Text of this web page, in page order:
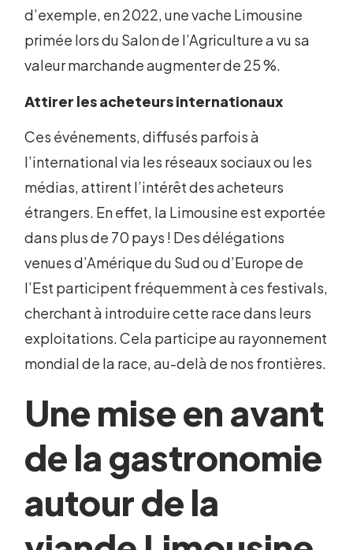
d’exemple, en 2022, une vache Limousine
primée lors du Salon de l’Agriculture a vu sa
valeur marchande augmenter de 25 %.
Attirer les acheteurs internationaux
Ces événements, diffusés parfois à
l’international via les réseaux sociaux ou les
médias, attirent l’intérêt des acheteurs
étrangers. En effet, la Limousine est exportée
dans plus de 70 pays ! Des délégations
venues d’Amérique du Sud ou d’Europe de
l’Est participent fréquemment à ces festivals,
cherchant à introduire cette race dans leurs
exploitations. Cela participe au rayonnement
mondial de la race, au-delà de nos frontières.
Une mise en avant
de la gastronomie
autour de la